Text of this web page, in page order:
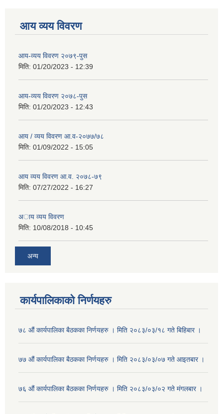
आय व्यय विवरण
आय-व्यय विवरण २०७९-पुस
मिति: 01/20/2023 - 12:39
आय-व्यय विवरण २०७८-पुस
मिति: 01/20/2023 - 12:43
आय / व्यय विवरण आ.व-२०७७/७८
मिति: 01/09/2022 - 15:05
आय व्यय विवरण आ.व. २०७८-७९
मिति: 07/27/2022 - 16:27
अाय व्यय विवरण
मिति: 10/08/2018 - 10:45
अन्य
कार्यपालिकाको निर्णयहरु
७८ औं कार्यपालिका बैठकका निर्णयहरु । मिति २०८३/०३/१८ गते बिहिबार ।
७७ औं कार्यपालिका बैठकका निर्णयहरु । मिति २०८३/०३/०७ गते आइतबार ।
७६ औं कार्यपालिका बैठकका निर्णयहरु । मिति २०८३/०३/०२ गते मंगलबार ।